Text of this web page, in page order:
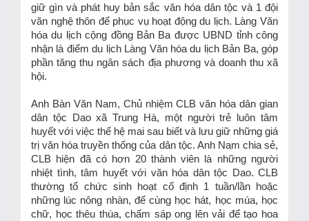
giữ gìn và phát huy bản sắc văn hóa dân tộc và 1 đội
văn nghệ thôn để phục vụ hoạt động du lịch. Làng Văn
hóa du lịch cộng đồng Bản Ba được UBND tỉnh công
nhận là điểm du lịch Làng Văn hóa du lịch Bản Ba, góp
phần tăng thu ngân sách địa phương và doanh thu xã
hội.
Anh Bàn Văn Nam, Chủ nhiệm CLB văn hóa dân gian
dân tộc Dao xã Trung Hà, một người trẻ luôn tâm
huyết với việc thế hệ mai sau biết và lưu giữ những giá
trị văn hóa truyền thống của dân tộc. Anh Nam chia sẻ,
CLB hiện đã có hơn 20 thành viên là những người
nhiệt tình, tâm huyết với văn hóa dân tộc Dao. CLB
thường tổ chức sinh hoạt cố định 1 tuần/lần hoặc
những lúc nông nhàn, để cùng học hát, học múa, học
chữ, học thêu thùa, chấm sáp ong lên vải để tạo hoa